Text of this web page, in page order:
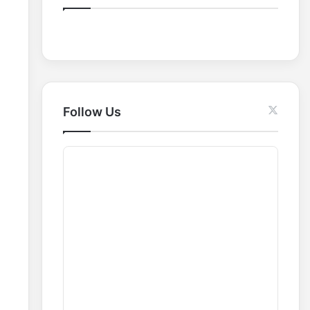
o
Follow Us